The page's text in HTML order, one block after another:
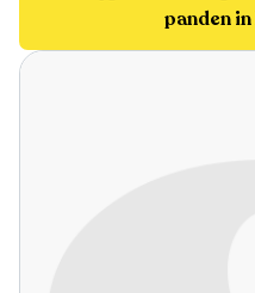
panden